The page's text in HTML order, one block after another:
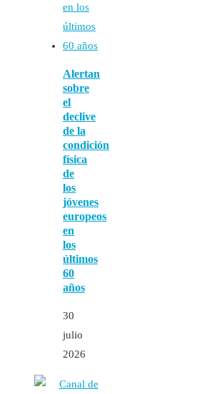
Alertan
sobre
el
declive
de la
condición
física
de
los
jóvenes
europeos
en
los
últimos
60
años
30
julio
2026